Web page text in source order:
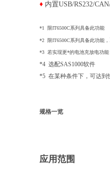
♦ 内置USB/RS232/
​*1 限IT6500C系列具备此功能
*2 限IT6500C系列具备此功能
*3 若实现更*的电池充放电功能
*4 选配SAS1000软件
*5 在某种条件下，可达到
规格一览
应用范围